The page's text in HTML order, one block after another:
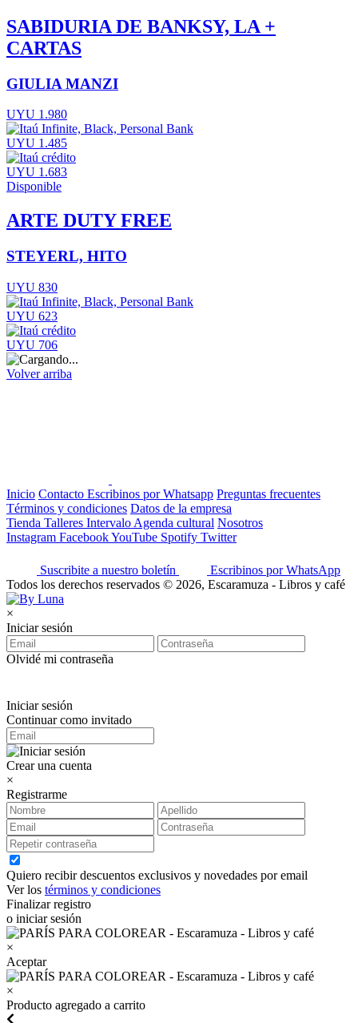
SABIDURIA DE BANKSY, LA +
CARTAS
GIULIA MANZI
UYU 1.980
UYU 1.485
UYU 1.683
Disponible
ARTE DUTY FREE
STEYERL, HITO
UYU 830
UYU 623
UYU 706
Volver arriba
Inicio Contacto Escribinos por Whatsapp Preguntas frecuentes
Términos y condiciones Datos de la empresa
Tienda Talleres Intervalo Agenda cultural Nosotros
Instagram FacebookYouTube Spotify Twitter
Suscribite a nuestro boletín
Escribinos por WhatsApp
Todos los derechos reservados © 2026, Escaramuza - Libros y café
×
Iniciar sesión
Olvidé mi contraseña
Iniciar sesión
Continuar como invitado
Crear una cuenta
×
Registrarme
Quiero recibir descuentos exclusivos y novedades por email
Ver los términos y condiciones
Finalizar registro
o iniciar sesión
×
Aceptar
×
Producto agregado a carrito